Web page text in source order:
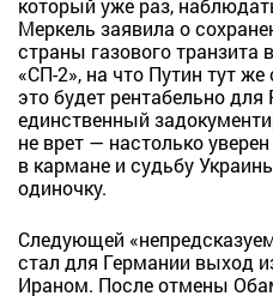
который уже раз,
Меркель заявила о
страны газового транзита
«СП-2», на что Путин тут
это будет рентабельно
единственный
не врет — настолько
в кармане и судьбу
одиночку.
Следующей
стал для Германии выход
Ираном. После отмены